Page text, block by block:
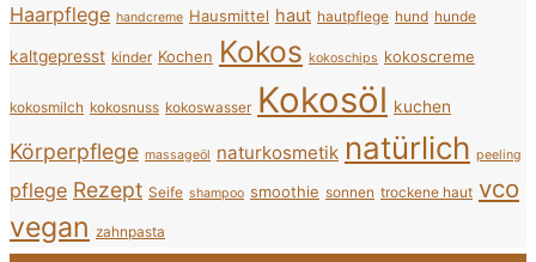
Haarpflege handcreme Hausmittel haut hautpflege hund hunde
kaltgepresst kinder Kochen Kokos kokoschips kokoscreme
kokosmilch kokosnuss kokoswasser Kokosöl kuchen
Körperpflege massageöl naturkosmetik natürlich peeling
pflege Rezept Seife shampoo smoothie sonnen trockene haut vco
vegan zahnpasta